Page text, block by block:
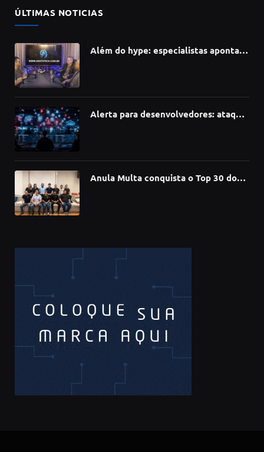
ÚLTIMAS NOTICIAS
Além do hype: especialistas apontam
Alerta para desenvolvedores: ataque
Anula Multa conquista o Top 30 do